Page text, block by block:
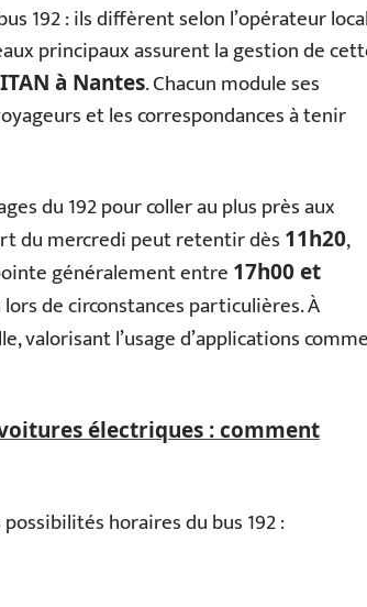
192 : ils diffèrent selon l’opérateur
principaux assurent la gestion de
à Nantes. Chacun module ses
et les correspondances à tenir
du 192 pour coller au plus près aux
du mercredi peut retentir dès 11h20,
généralement entre 17h00 et
de circonstances particulières. À
valorisant l’usage d’applications comme
électriques : comment
horaires du bus 192 :